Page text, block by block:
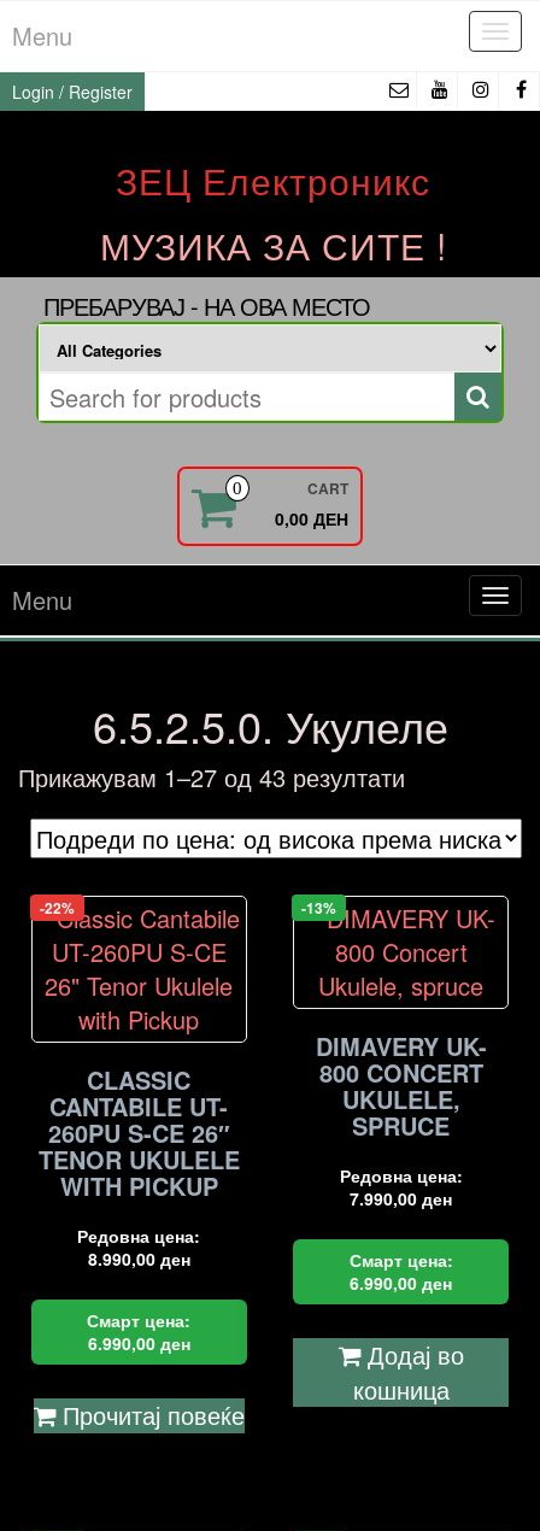
to
the
content
Menu
Login / Register
ЗЕЦ Електроникс
МУЗИКА ЗА СИТЕ !
ПРЕБАРУВАЈ - НА ОВА МЕСТО
0 CART
0,00 ДЕН
Menu
6.5.2.5.0. Укулеле
Прикажувам 1–27 од 43 резултати
by
price:
to
low
-22%
CLASSIC
CANTABILE UT-
260PU S-CE 26″
TENOR UKULELE
WITH PICKUP
Редовна цена:
8.990,00 ден
Смарт цена:
6.990,00 ден
Прочитај повеќе
-13%
DIMAVERY UK-
800 CONCERT
UKULELE,
SPRUCE
Редовна цена:
7.990,00ден
Смарт цена:
6.990,00ден
Додај во
кошница